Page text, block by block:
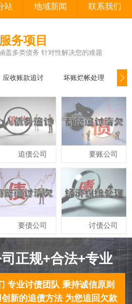
站 地域新闻 联系我们
服务项目
盖多类债务 针对性解决您的难题
应收账款追讨 坏账烂帐处理
追债公司
要债公司
要账公司
讨债公司
正规+合法+专业
专业讨债团队 秉持诚信原则
新的追债方法 为您追回欠款